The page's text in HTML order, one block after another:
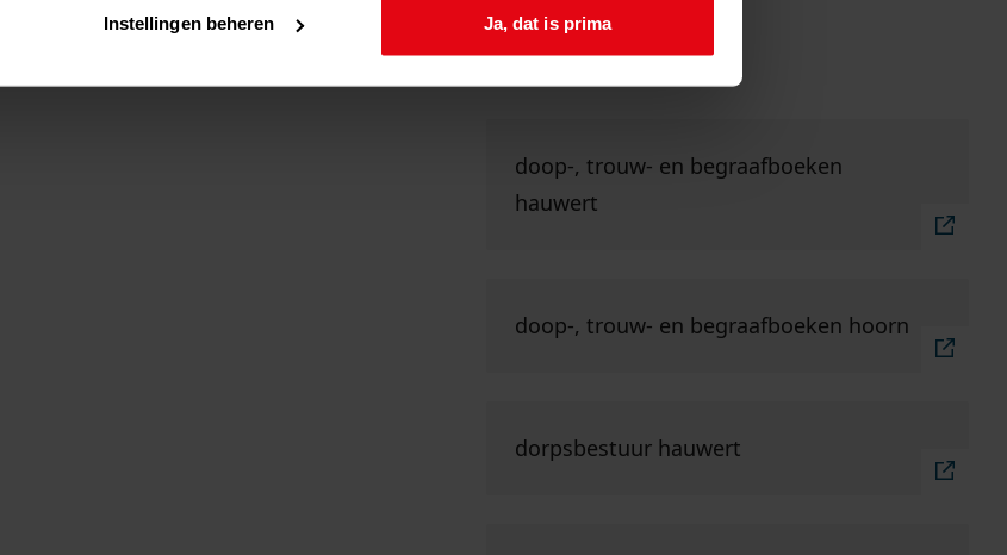
Instellingen beheren Ja, dat is prima
in onze collectie
doop-, trouw- en begraafboeken
hauwert
doop-, trouw- en begraafboeken hoorn
dorpsbestuur hauwert